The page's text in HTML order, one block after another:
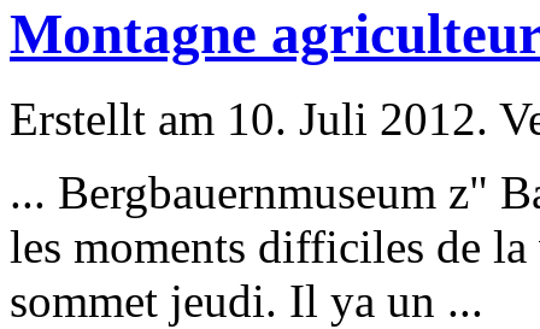
Montagne
Erstellt am 10. Juli 2012.
... Bergbauernmuseum z"
les moments difficiles de
sommet jeudi. Il ya un ...